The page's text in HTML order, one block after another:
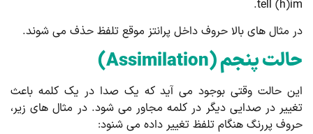
tell
مثال های بالا حروف داخل پرانتز موقع تلفظ حذف می شوند.
پنجم (Assimilation
)
حالت وقتی بوجود می آید که یک صدا در یک کلمه باعث
در صدایی دیگر در کلمه مجاور می شود. در مثال های زیر،
پررنگ هنگام تلفظ تغییر داده می شنود: